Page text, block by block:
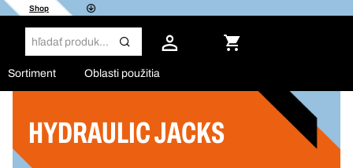
Shop
Sortiment Oblasti použitia
HYDRAULIC JACKS
Filter